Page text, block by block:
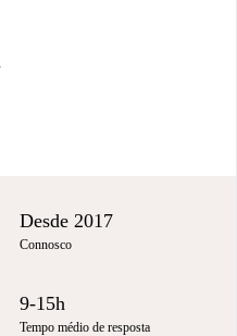
Desde 2017
Connosco
9-15h
Tempo médio de resposta